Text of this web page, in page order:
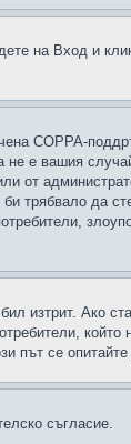
на Вход и
COPPA-
не е вашия
от
трябвало да
изтрит. Ако
който
път се опитайте
съгласие.